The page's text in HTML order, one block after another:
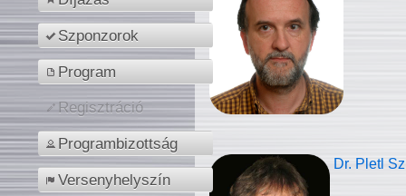
Szponzorok
Program
Regisztráció
Programbizottság
Versenyhelyszín
Dr. Pletl